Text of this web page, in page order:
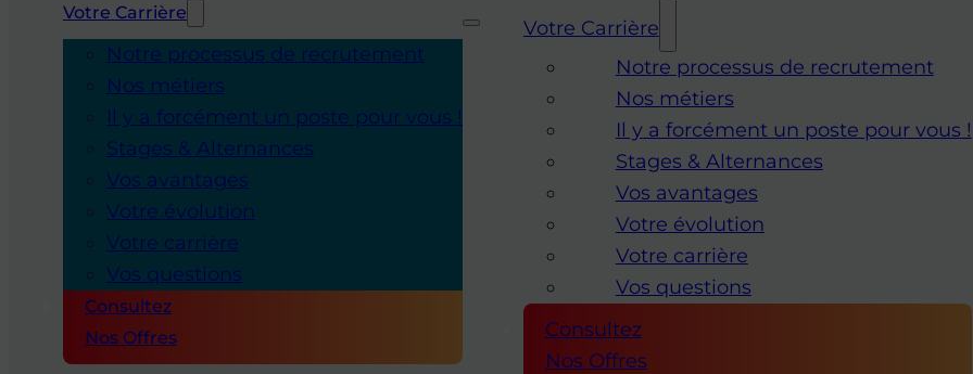
Votre Carrière
Notre processus de recrutement
Nos métiers
Il y a forcément un poste pour vous !
Stages & Alternances
Vos avantages
Votre évolution
Votre carrière
Vos questions
Consultez
Nos Offres
Votre Carrière
Notre processus de recrutement
Nos métiers
Il y a forcément un poste pour vous !
Stages & Alternances
Vos avantages
Votre évolution
Votre carrière
Vos questions
Consultez
Nos Offres